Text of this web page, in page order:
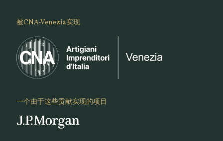
被CNA-Venezia实现
一个由于这些贡献实现的项目